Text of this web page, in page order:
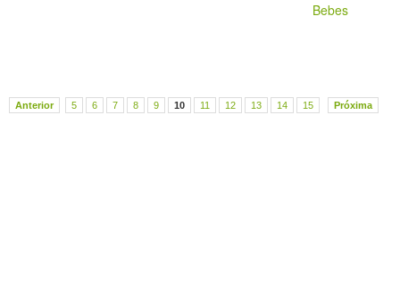
Bebes
Anterior 5 6 7 8 9 10 11 12 13 14 15 Próxima